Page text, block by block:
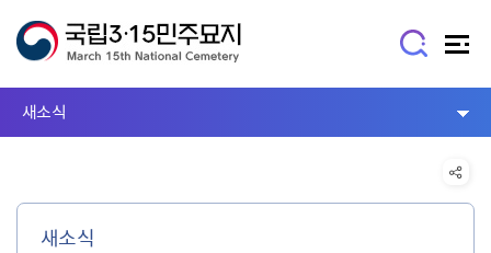
새소식
새소식